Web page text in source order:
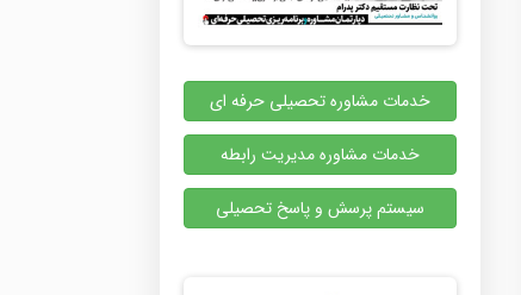
خدمات مشاوره تحصیلی حرفه ای
خدمات مشاوره مدیریت رابطه
سیستم پرسش و پاسخ تحصیلی